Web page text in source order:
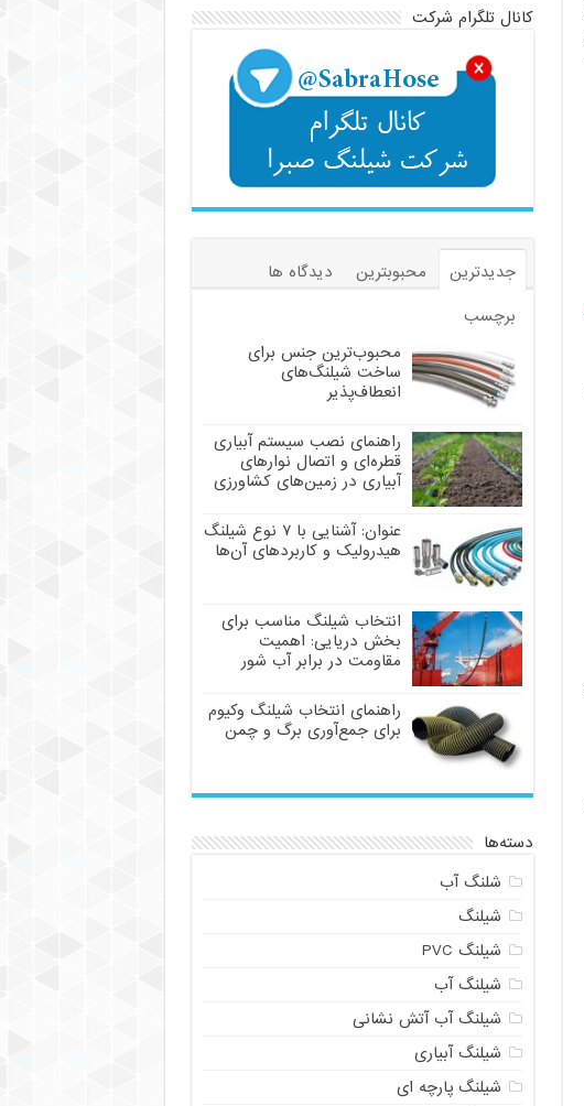
کانال تلگرام شرکت
جدیدترین محبوبترین
دیدگاه ها
برچسب
محبوب‌ترین جنس برای
ساخت شیلنگ‌های
انعطاف‌پذیر
راهنمای نصب سیستم آبیاری
قطره‌ای و اتصال نوارهای
آبیاری در زمین‌های کشاورزی
عنوان: آشنایی با ۷ نوع شیلنگ
هیدرولیک و کاربردهای آن‌ها
انتخاب شیلنگ مناسب برای
بخش دریایی: اهمیت
مقاومت در برابر آب شور
راهنمای انتخاب شیلنگ وکیوم
برای جمع‌آوری برگ و چمن
دسته‌ها
شلنگ آب
شیلنگ
شیلنگ PVC
شیلنگ آب
شیلنگ آب آتش نشانی
شیلنگ آبیاری
شیلنگ پارچه ای